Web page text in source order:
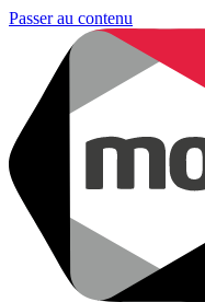
Passer au contenu